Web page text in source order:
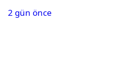
2 gün önce